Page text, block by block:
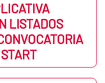
LISTADOS